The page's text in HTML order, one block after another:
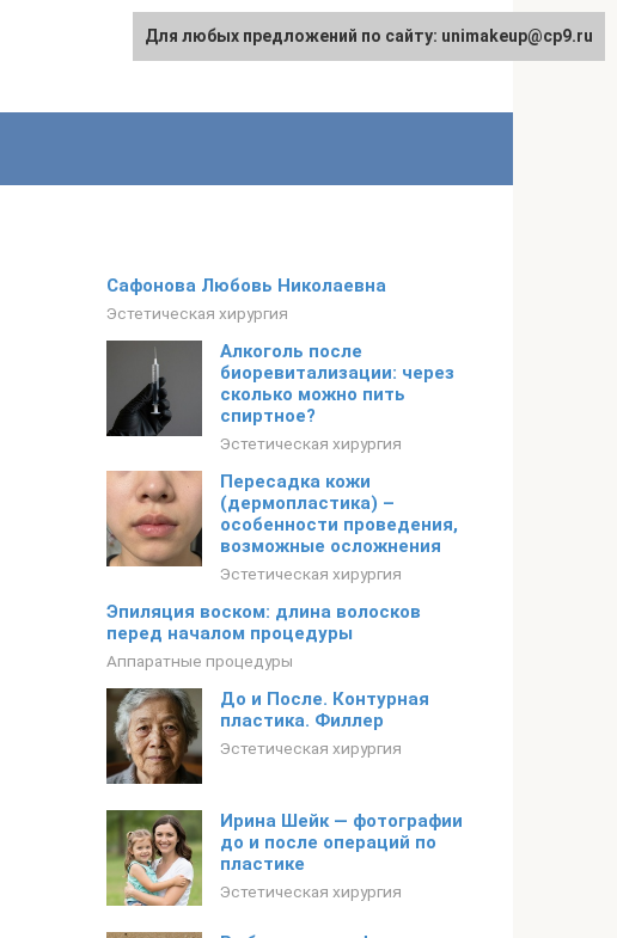
Сафонова Любовь Николаевна
Эстетическая хирургия
Алкоголь после
биоревитализации: через
сколько можно пить
спиртное?
Эстетическая хирургия
Пересадка кожи
(дермопластика) –
особенности проведения,
возможные осложнения
Эстетическая хирургия
Эпиляция воском: длина волосков
перед началом процедуры
Аппаратные процедуры
До и После. Контурная
пластика. Филлер
Эстетическая хирургия
Ирина Шейк — фотографии
до и после операций по
пластике
Эстетическая хирургия
Для любых предложений по сайту: unimakeup@cp9.ru